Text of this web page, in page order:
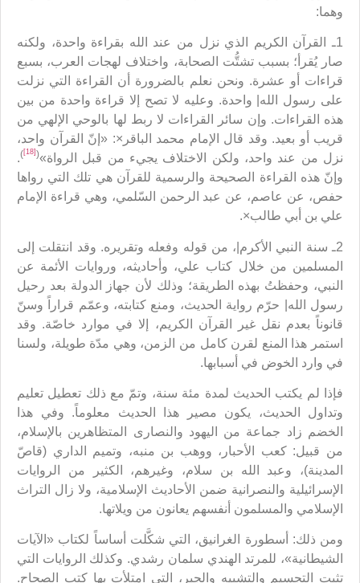
وهما:
1ـ القرآن الكريم الذي نزل من عند الله بقراءة واحدة، ولكنه
صار يُقرأ؛ بسبب تشتُّت الصحابة، واختلاف لهجات العرب، بسبع
قراءات أو عشرة. ونحن نعلم بالضرورة أن القراءة التي نزلت
على رسول الله| واحدة. وعليه لا تصح إلا قراءة واحدة من بين
هذه القراءات. وإن سائر القراءات لا ربط لها بالوحي الإلهي من
قريب أو بعيد. وقد قال الإمام محمد الباقر×: «إنّ القرآن واحد،
نزل من عند واحد، ولكن الاختلاف يجيء من قبل الرواة»(
[18]
)
.
وإنّ هذه القراءة الصحيحة والرسمية للقرآن هي تلك التي رواها
حفص، عن عاصم، عن عبد الرحمن السّلمي، وهي قراءة الإمام
علي بن أبي طالب×.
2ـ سنة النبي الأكرم|، من قوله وفعله وتقريره. وقد انتقلت إلى
المسلمين من خلال كتاب علي، وأحاديثه، وروايات الأئمة عن
النبي، وحفظتُ بهذه الطريقة؛ وذلك لأن جهاز الدولة بعد رحيل
رسول الله| حرّم رواية الحديث، ومنع كتابته، وعمّم قراراً وسنّ
قانوناً بعدم نقل غير القرآن الكريم، إلا في موارد خاصّة. وقد
استمر هذا المنع لقرن كامل من الزمن، وهي مدّة طويلة، ولسنا
في وارد الخوض في أسبابها.
فإذا لم يكتب الحديث لمدة مئة سنة، وتمّ مع ذلك تعطيل تعليم
وتداول الحديث، يكون مصير هذا الحديث معلوماً. وفي هذا
الخضم زاد جماعة من اليهود والنصارى المتظاهرين بالإسلام،
من قبيل: كعب الأحبار، ووهب بن منبه، وتميم الداري (قاصّ
المدينة)، وعبد الله بن سلام، وغيرهم، الكثير من الروايات
الإسرائيلية والنصرانية ضمن الأحاديث الإسلامية، ولا زال التراث
الإسلامي والمسلمون أنفسهم يعانون من ويلاتها.
ومن ذلك: أسطورة الغرانيق، التي شكَّلت أساساً لكتاب «الآيات
الشيطانية»، للمرتد الهندي سلمان رشدي. وكذلك الروايات التي
تثبت التجسيم والتشبيه والجبر، التي امتلأت بها كتب الصحاح.